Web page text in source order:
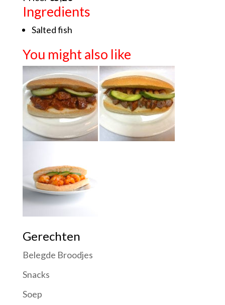
Ingredients
Salted fish
You might also like
Gerechten
Belegde Broodjes
Snacks
Soep